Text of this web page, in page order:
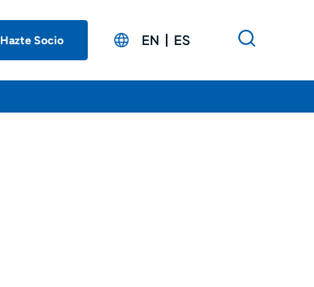
Hazte Socio EN ES